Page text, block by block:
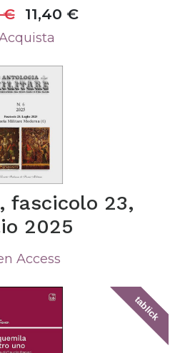
11,40 €
fascicolo 23,
2025
Access
tablick